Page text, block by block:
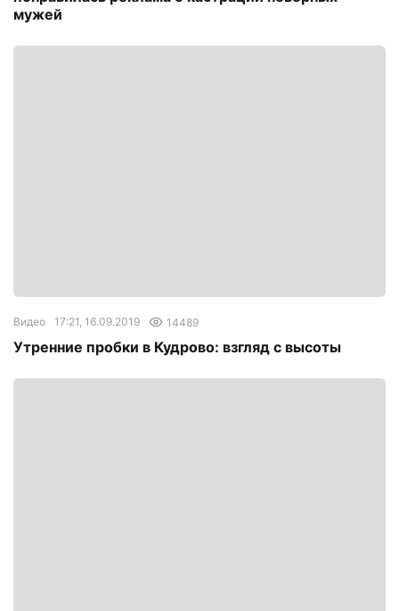
мужей
Видео 17:21, 16.09.2019 14489
Утренние пробки в Кудрово: взгляд с высоты